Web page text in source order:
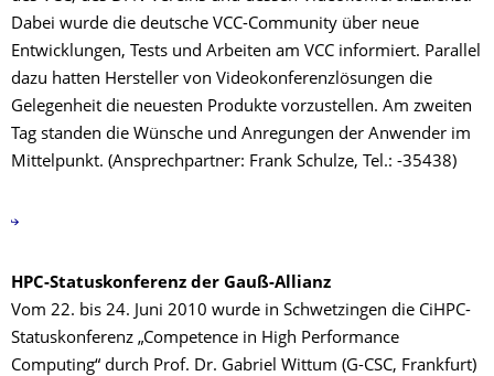
Dabei wurde die deutsche VCC-Community über neue
Entwicklungen, Tests und Arbeiten am VCC informiert. Parallel
dazu hatten Hersteller von Videokonferenzlösungen die
Gelegenheit die neuesten Produkte vorzustellen. Am zweiten
Tag standen die Wünsche und Anregungen der Anwender im
Mittelpunkt. (Ansprechpartner: Frank Schulze, Tel.: -35438)
HPC-Statuskonferenz der Gauß-Allianz
Vom 22. bis 24. Juni 2010 wurde in Schwetzingen die CiHPC-
Statuskonferenz „Competence in High Performance
Computing“ durch Prof. Dr. Gabriel Wittum (G-CSC, Frankfurt)